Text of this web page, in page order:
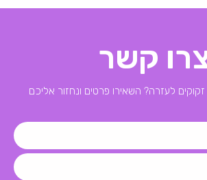
קשר
לעזרה? השאירו פרטים ונחזור אליכם